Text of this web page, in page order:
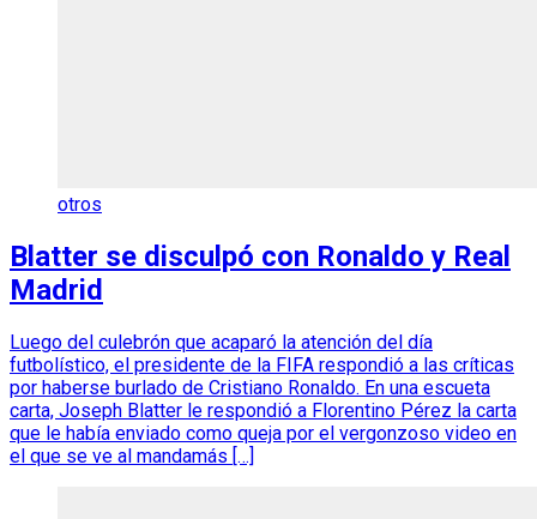
otros
Blatter se disculpó con Ronaldo y Real
Madrid
Luego del culebrón que acaparó la atención del día
futbolístico, el presidente de la FIFA respondió a las críticas
por haberse burlado de Cristiano Ronaldo. En una escueta
carta, Joseph Blatter le respondió a Florentino Pérez la carta
que le había enviado como queja por el vergonzoso video en
el que se ve al mandamás […]